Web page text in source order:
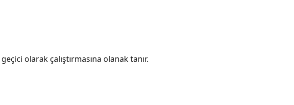
olarak çalıştırmasına olanak tanır.